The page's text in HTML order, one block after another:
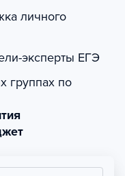
личного
эксперты ЕГЭ
группах по